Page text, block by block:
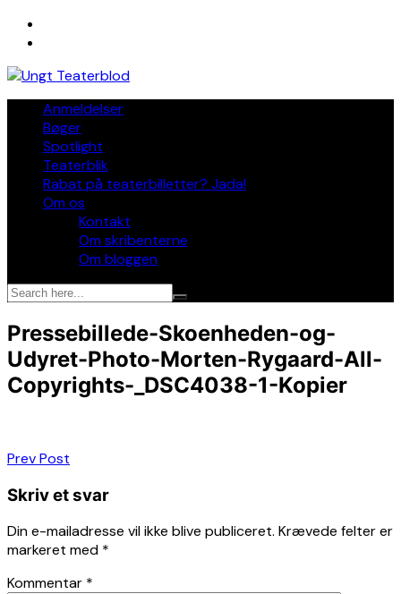
Skip
Anmeldelser
Bøger
Spotlight
Teaterblik
Rabat på teaterbilletter? Jada!
Om os
Kontakt
Om skribenterne
Om bloggen
Pressebillede-Skoenheden-og-
Udyret-Photo-Morten-Rygaard-All-
Copyrights-_DSC4038-1-Kopier
Indlægsnavigation
Prev Post
Skriv et svar
Din e-mailadresse vil ikke blive publiceret. Krævede felter er
markeret med *
Kommentar *